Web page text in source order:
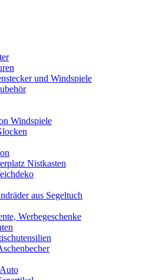
und Windspiele
Windspiele
Nistkasten
aus Segeltuch
Werbegeschenke